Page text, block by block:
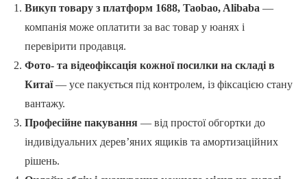
Викуп товару з платформ 1688, Taobao, Alibaba —
компанія може оплатити за вас товар у юанях і
перевірити продавця.
Фото- та відеофіксація кожної посилки на складі в
Китаї— усе пакується під контролем, із фіксацією стану
вантажу.
Професійне пакування— від простої обгортки до
індивідуальних дерев’яних ящиків та амортизаційних
рішень.